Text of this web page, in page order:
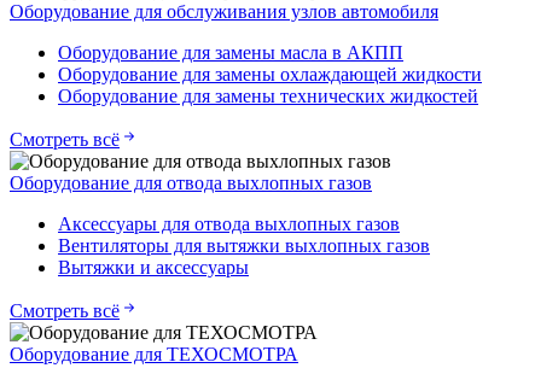
Оборудование для обслуживания узлов автомобиля
Оборудование для замены масла в АКПП
Оборудование для замены охлаждающей жидкости
Оборудование для замены технических жидкостей
Смотреть всё
Оборудование для отвода выхлопных газов
Аксессуары для отвода выхлопных газов
Вентиляторы для вытяжки выхлопных газов
Вытяжки и аксессуары
Смотреть всё
Оборудование для ТЕХОСМОТРА